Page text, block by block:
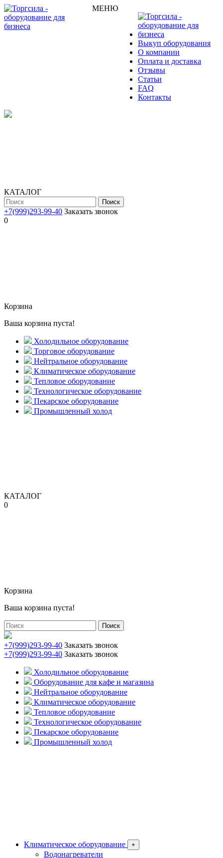
МЕНЮ
Выкуп оборудования
О компании
Оплата и доставка
Отзывы
Статьи
FAQ
Контакты
КАТАЛОГ
Поиск
+7(999)293-99-40 Заказать звонок
0
Корзина
Ваша корзина пуста!
Холодильное оборудование
Торговое оборудование
Нейтральное оборудование
Климатическое оборудование
Тепловое оборудование
Технологическое оборудование
Пекарское оборудование
Промышленный холод
КАТАЛОГ
0
Корзина
Ваша корзина пуста!
Поиск
+7(999)293-99-40 Заказать звонок
+7(999)293-99-40 Заказать звонок
Холодильное оборудование
Оборудование для кафе и магазина
Нейтральное оборудование
Климатическое оборудование
Тепловое оборудование
Технологическое оборудование
Пекарское оборудование
Промышленный холод
Климатическое оборудование +
Водонагреватели